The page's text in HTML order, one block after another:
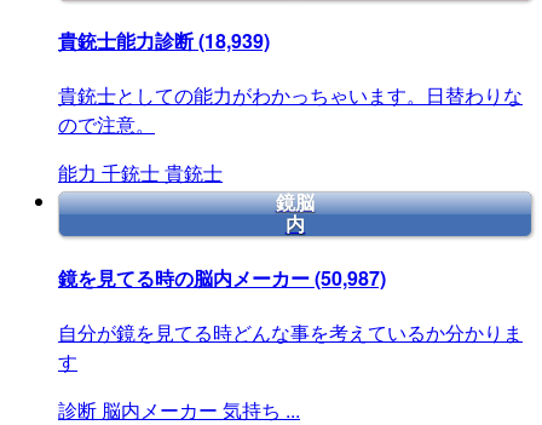
貴銃士能力診断(18,939)
貴銃士としての能力がわかっちゃいます。日替わりな
ので注意。
能力 千銃士貴銃士
鏡脳
内
鏡を見てる時の脳内メーカー(50,987)
自分が鏡を見てる時どんな事を考えているか分かりま
す
診断 脳内メーカー 気持ち ...